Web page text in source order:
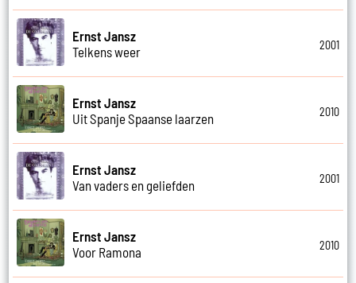
Ernst Jansz
Telkens weer
2001
Ernst Jansz
Uit Spanje Spaanse laarzen
2010
Ernst Jansz
Van vaders en geliefden
2001
Ernst Jansz
Voor Ramona
2010